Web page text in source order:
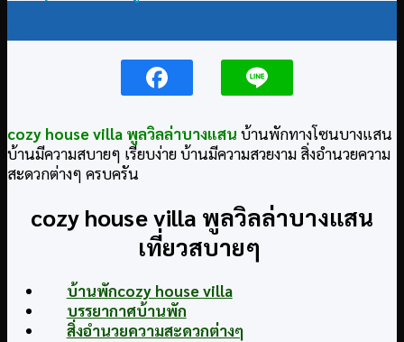
cozy house villa พูลวิลล่าบางแสน บ้านพักทางโซนบางแสน
บ้านมีความสบายๆ เรียบง่าย บ้านมีความสวยงาม สิ่งอำนวยความ
สะดวกต่างๆ ครบครัน
cozy house villa พูลวิลล่าบางแสน
เที่ยวสบายๆ
บ้านพักcozy house villa
บรรยากาศบ้านพัก
สิ่งอำนวยความสะดวกต่างๆ